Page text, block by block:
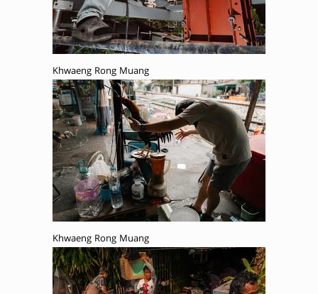
Khwaeng Rong Muang
Khwaeng Rong Muang